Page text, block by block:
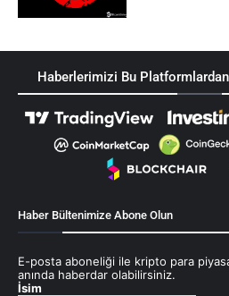
Haberlerimizi Bu
Haber Bültenimize Abone Olun
E-posta aboneliği ile kripto para
anında haberdar olabilirsiniz.
İsim